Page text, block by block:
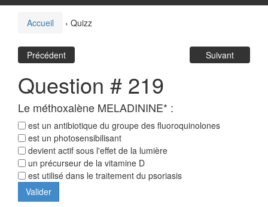
Accueil › Quizz
Précédent Suivant
Question # 219
Le méthoxalène MELADININE* :
est un antibiotique du groupe des fluoroquinolones
est un photosensibilisant
devient actif sous l'effet de la lumière
un précurseur de la vitamine D
est utilisé dans le traitement du psoriasis